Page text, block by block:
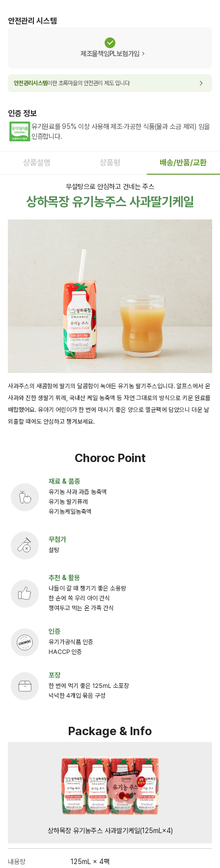
안전관리 시스템
제조물책임PL보험가입
안전관리시스템이란 초록마을의 안전관리 제도 입니다
인증 정보
유기원료를 95% 이상 사용해 제조·가공한 식품(물과 소금 제외) 임을
인증합니다.
상품설명 상품평 배송/반품/교환
무설탕으로 안심하고 건네는 주스
상하목장 유기농주스 사과딸기케일
사과주스의 새콤함에 딸기의 달콤함이 녹아든 유기농 딸기주스입니다. 알프스에서 온
사과와 진한 생딸기 퓌레, 국내산 케일 농축액 등 자연 그대로의 방식으로 키운 원료를
배합했어요. 유아기 어린이가 한 번에 마시기 좋은 양으로 멸균팩에 담았으니 더운 날
외출할 때에도 안심하고 챙겨보세요.
Choroc Point
재료 & 품종
유기농 사과 과즙 농축액
유기농 딸기퓨레
유기농케일농축액
무첨가
설탕
추천 & 활용
나들이 갈 때 챙기기 좋은 소용량
한 손에 쏙 우리 아이 간식
쟁여두고 먹는 온 가족 간식
인증
유기가공식품 인증
HACCP 인증
포장
한 번에 먹기 좋은 125mL 소포장
넉넉한 4개입 묶음 구성
Package & Info
상하목장 유기농주스 사과딸기케일(125mL×4)
내용량 125mL × 4팩